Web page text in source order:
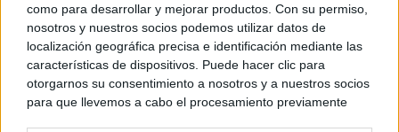
como para desarrollar y mejorar productos. Con su permiso,
nosotros y nuestros socios podemos utilizar datos de
localización geográfica precisa e identificación mediante las
características de dispositivos. Puede hacer clic para
otorgarnos su consentimiento a nosotros y a nuestros socios
para que llevemos a cabo el procesamiento previamente